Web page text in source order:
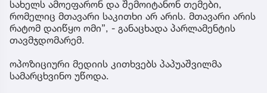
სახელს ამოეფარონ და შემოიტანონ თემები,
რომელიც მთავარი საკითხი არ არის. მთავარი არის
რატომ დაიწყო ომი”, - განაცხადა პარლამენტის
თავმჯდომარემ.
ოპოზიციური მედიის კითხვებს პაპუაშვილმა
სამარცხვინო უწოდა.